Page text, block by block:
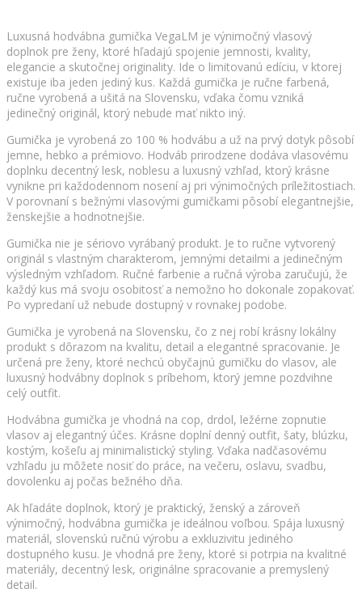
Luxusná hodvábna gumička VegaLM je výnimočný vlasový
doplnok pre ženy, ktoré hľadajú spojenie jemnosti, kvality,
elegancie a skutočnej originality. Ide o limitovanú edíciu, v ktorej
existuje iba jeden jediný kus. Každá gumička je ručne farbená,
ručne vyrobená a ušitá na Slovensku, vďaka čomu vzniká
jedinečný originál, ktorý nebude mať nikto iný.
Gumička je vyrobená zo 100 % hodvábu a už na prvý dotyk pôsobí
jemne, hebko a prémiovo. Hodváb prirodzene dodáva vlasovému
doplnku decentný lesk, noblesu a luxusný vzhľad, ktorý krásne
vynikne pri každodennom nosení aj pri výnimočných príležitostiach.
V porovnaní s bežnými vlasovými gumičkami pôsobí elegantnejšie,
ženskejšie a hodnotnejšie.
Gumička nie je sériovo vyrábaný produkt. Je to ručne vytvorený
originál s vlastným charakterom, jemnými detailmi a jedinečným
výsledným vzhľadom. Ručné farbenie a ručná výroba zaručujú, že
každý kus má svoju osobitosť a nemožno ho dokonale zopakovať.
Po vypredaní už nebude dostupný v rovnakej podobe.
Gumička je vyrobená na Slovensku, čo z nej robí krásny lokálny
produkt s dôrazom na kvalitu, detail a elegantné spracovanie. Je
určená pre ženy, ktoré nechcú obyčajnú gumičku do vlasov, ale
luxusný hodvábny doplnok s príbehom, ktorý jemne pozdvihne
celý outfit.
Hodvábna gumička je vhodná na cop, drdol, ležérne zopnutie
vlasov aj elegantný účes. Krásne doplní denný outfit, šaty, blúzku,
kostým, košeľu aj minimalistický styling. Vďaka nadčasovému
vzhľadu ju môžete nosiť do práce, na večeru, oslavu, svadbu,
dovolenku aj počas bežného dňa.
Ak hľadáte doplnok, ktorý je praktický, ženský a zároveň
výnimočný, hodvábna gumička je ideálnou voľbou. Spája luxusný
materiál, slovenskú ručnú výrobu a exkluzivitu jediného
dostupného kusu. Je vhodná pre ženy, ktoré si potrpia na kvalitné
materiály, decentný lesk, originálne spracovanie a premyslený
detail.